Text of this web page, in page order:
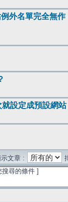
外名單完全無作
設定成預設網站
文章 :
尋的條件 ]